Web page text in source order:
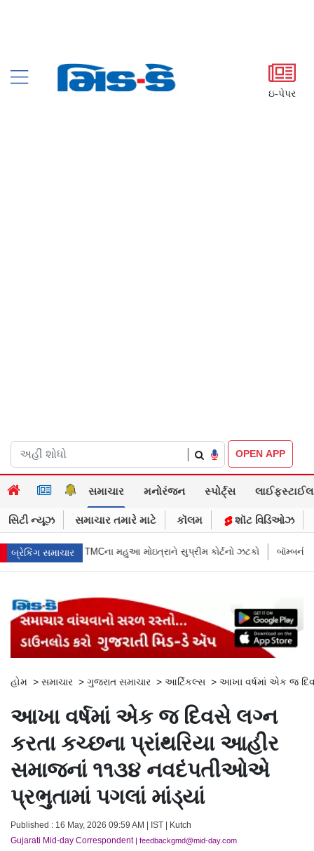
ઇ-પેપર
OPEN APP
સમાચાર મનોરંજન સ્પોર્ટ્સ લાઈફસ્ટાઈલ
સિટી ન્યૂઝ સમાચાર તમારે માટે કૉલમ શૉટ વિડિઓઝ
બ્રેકિંગ સમાચાર
સુપ્રીમ કોર્ટનો ઝટકો બૉમ્બની ધમકી બાદ મુંબઈમાં હાઈ ઍલર્ટ: શહેરની
હોમ > સમાચાર > ગુજરાત સમાચાર > આર્ટિકલ્સ > આખા વર્ષમાં એક જ
આખા વર્ષમાં એક જ દિવસે લગ્ન
કરતા કચ્છના પ્રાંથરિયા આહીર
સમાજનાં ૧૧૩૪ નવદંપતીઓએ
પ્રભુતામાં પગલાં માંડ્યાં
Published : 16 May, 2026 09:59 AM | IST | Kutch
Gujarati Mid-day Correspondent| feedbackgmd@mid-day.com